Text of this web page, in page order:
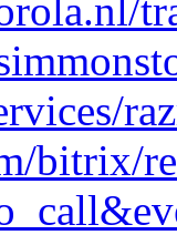
bitrix/